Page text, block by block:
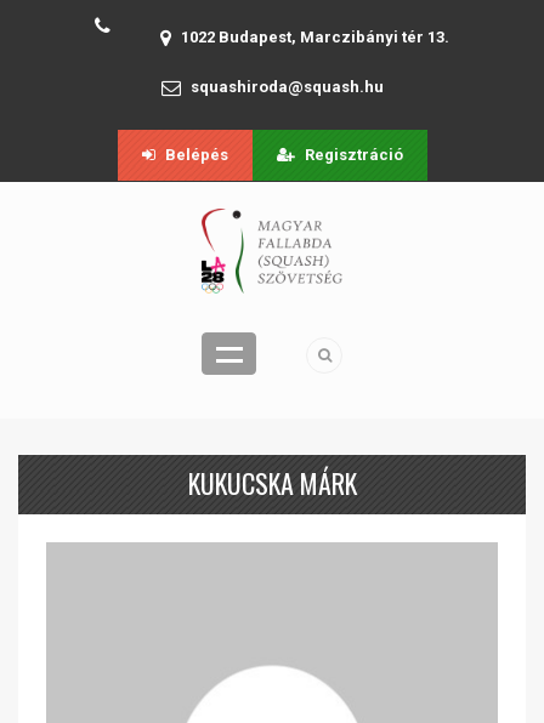
1022 Budapest, Marczibányi tér 13.
squashiroda@squash.hu
Belépés Regisztráció
KUKUCSKA MÁRK